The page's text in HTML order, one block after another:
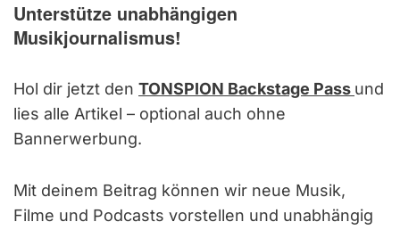
Unterstütze unabhängigen
Musikjournalismus!
Hol dir jetzt den TONSPION Backstage Pass und
lies alle Artikel – optional auch ohne
Bannerwerbung.
Mit deinem Beitrag können wir neue Musik,
Filme und Podcasts vorstellen und unabhängig